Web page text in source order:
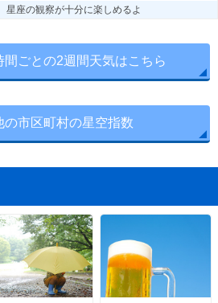
星座の観察が十分に楽しめるよ
間ごとの2週間天気はこちら
の市区町村の星空指数